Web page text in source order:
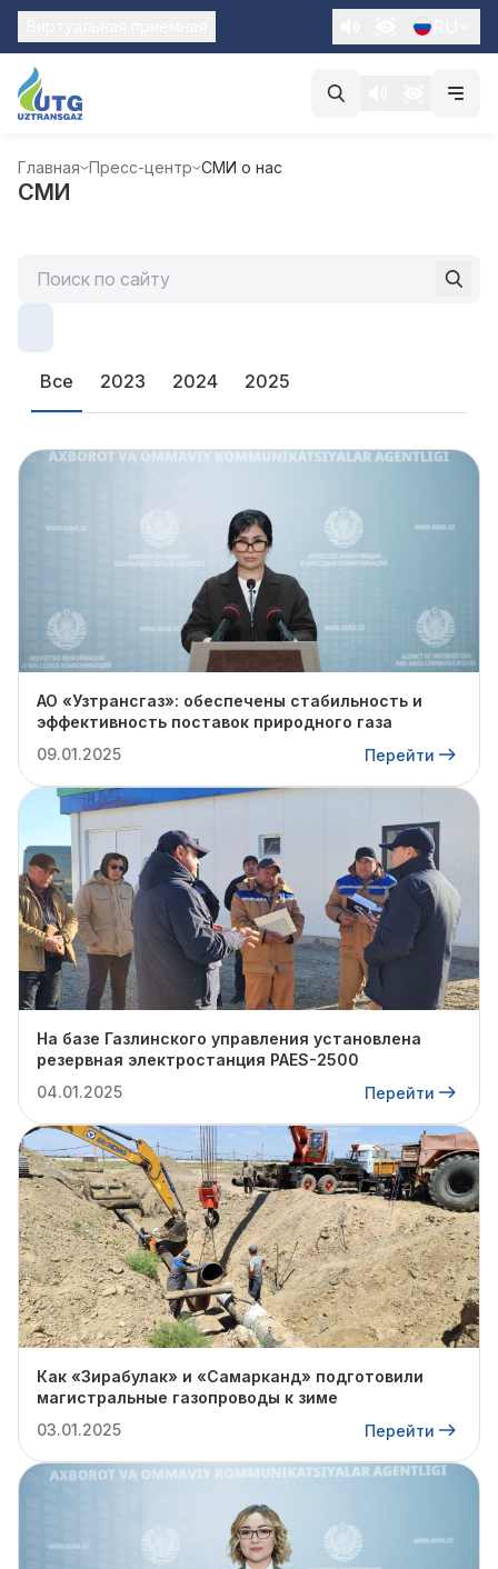
Главная Пресс-центр СМИ о нас
СМИ
Все 2023 2024 2025
АО «Узтрансгаз»: обеспечены стабильность и
эффективность поставок природного газа
09.01.2025
Перейти
На базе Газлинского управления установлена
резервная электростанция PAES-2500
04.01.2025
Перейти
Как «Зирабулак» и «Самарканд» подготовили
магистральные газопроводы к зиме
03.01.2025
Перейти